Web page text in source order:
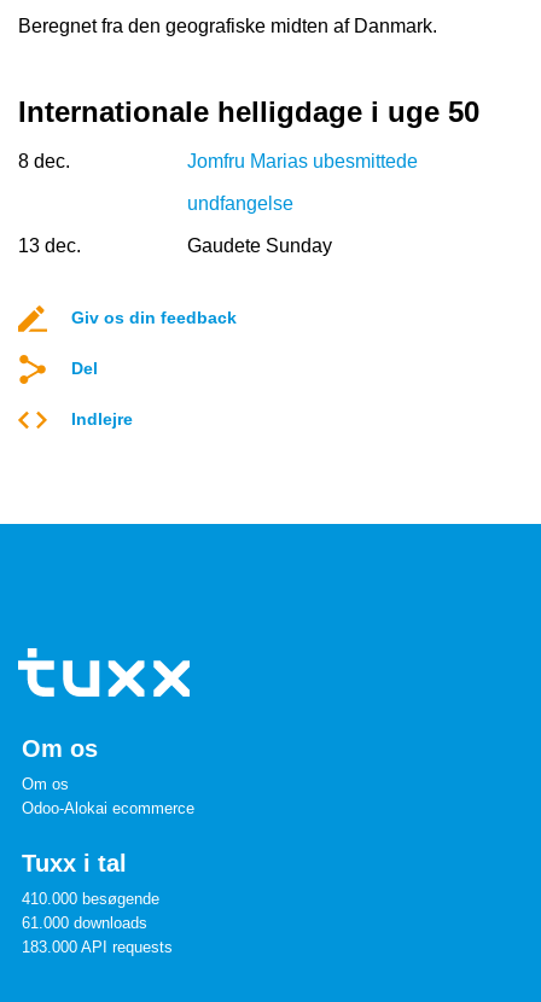
Beregnet fra den geografiske midten af Danmark.
Internationale helligdage i uge 50
8 dec. Jomfru Marias ubesmittede
undfangelse
13 dec. Gaudete Sunday
Giv os din feedback
Del
Indlejre
Om os
Om os
Odoo-Alokai ecommerce
Tuxx i tal
410.000 besøgende
61.000 downloads
183.000 API requests